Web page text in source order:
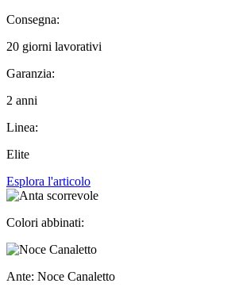
Consegna:
20 giorni lavorativi
Garanzia:
2 anni
Linea:
Elite
Esplora l'articolo
Colori abbinati:
Ante: Noce Canaletto